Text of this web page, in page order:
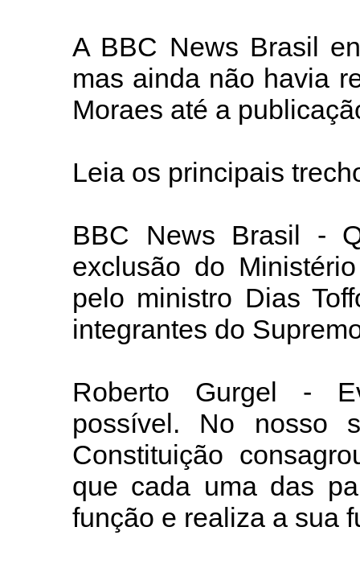
A BBC News Brasil
mas ainda não havia
Moraes até a
Leia os principais
BBC News Brasil -
exclusão do
pelo ministro Dias
integrantes do
Roberto Gurgel -
possível. No nosso
Constituição
que cada uma das
função e realiza a sua